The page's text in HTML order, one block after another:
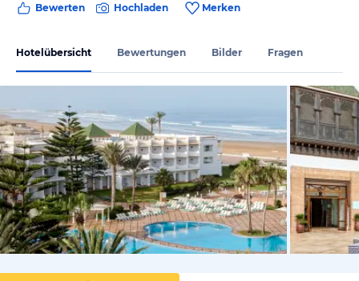
Bewerten Hochladen Merken
Hotelübersicht Bewertungen Bilder Fragen
vom